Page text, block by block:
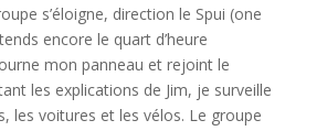
s’éloigne, direction le Spui (one
encore le quart d’heure
mon panneau et rejoint le
les explications de Jim, je surveille
les voitures et les vélos. Le groupe